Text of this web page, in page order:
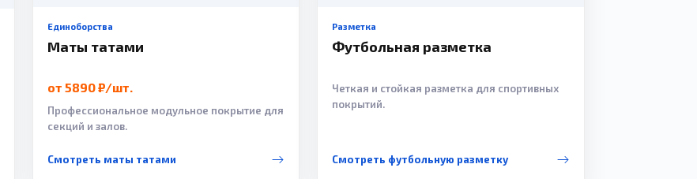
Единоборства
Маты татами
от 5890 ₽/шт.
Профессиональное модульное покрытие для
секций и залов.
Смотреть маты татами
Разметка
Футбольная разметка
Четкая и стойкая разметка для спортивных
покрытий.
Смотреть футбольную разметку